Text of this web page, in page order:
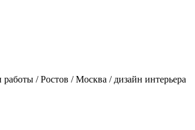
/ Ростов / Москва / дизайн интерьера